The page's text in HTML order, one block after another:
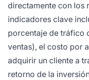
directamente con los
indicadores clave
porcentaje de tráfico
ventas), el costo por
adquirir un cliente a
retorno de la